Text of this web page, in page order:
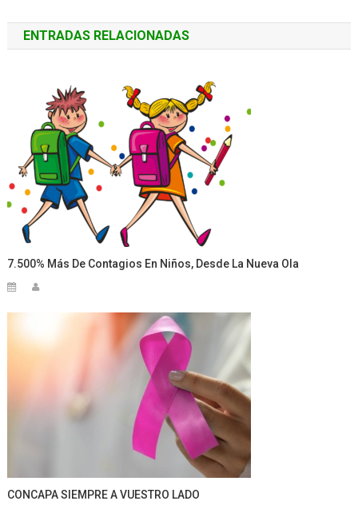
de
entradas
ENTRADAS RELACIONADAS
7.500% Más De Contagios En Niños, Desde La Nueva Ola
CONCAPA SIEMPRE A VUESTRO LADO